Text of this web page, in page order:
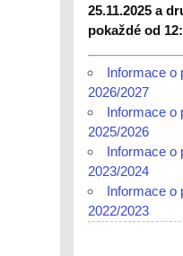
25.11.2025 a
pokaždé od
Informace o
2026/2027
Informace o
2025/2026
Informace o
2023/2024
Informace o
2022/2023